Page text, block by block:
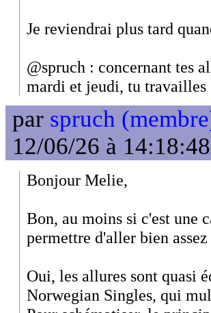
Je reviendrai plus tard
@spruch : concernant tes
mardi et jeudi, tu travailles
par spruch
12/06/26 à 14:18:48
Bonjour Melie,
Bon, au moins si c'est une
permettre d'aller bien
Oui, les allures sont quasi
Norwegian Singles, qui